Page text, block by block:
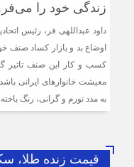
رکود صنعت منسوجات،
کاهش داده است
ضرورت بازنگری در شیوه‌های
رکود
شایعه گرانی بنزین،
زندگی خود را
داود عبداللهی فر، رئیس
اوضاع بد و بازار کساد صنف
کسب و کار این صنف تاثیر
معیشت خانوارهای ایرانی
به مدد تورم و گرانی، رنگ
قیمت زنده طلا،